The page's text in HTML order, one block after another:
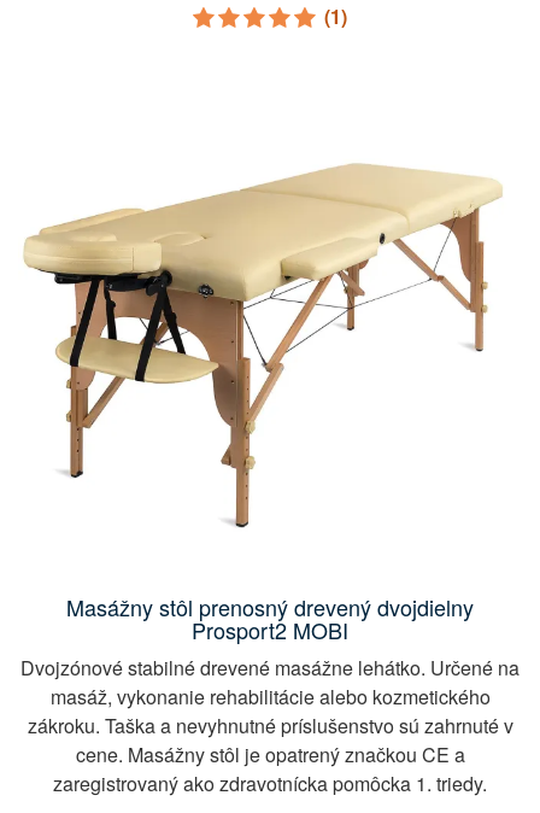
(1)
Masážny stôl prenosný drevený dvojdielny
Prosport2 MOBI
Dvojzónové stabilné drevené masážne lehátko. Určené na
masáž, vykonanie rehabilitácie alebo kozmetického
zákroku. Taška a nevyhnutné príslušenstvo sú zahrnuté v
cene. Masážny stôl je opatrený značkou CE a
zaregistrovaný ako zdravotnícka pomôcka 1. triedy.